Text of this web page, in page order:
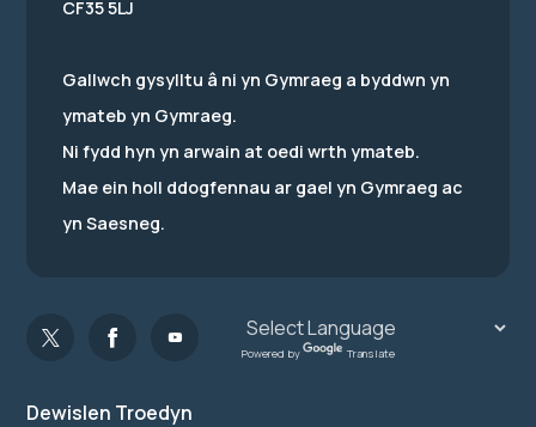
Dewislen Troedyn
CF35 5LJ
Gallwch gysylltu â ni yn Gymraeg a byddwn yn
ymateb yn Gymraeg.
Ni fydd hyn yn arwain at oedi wrth ymateb.
Mae ein holl ddogfennau ar gael yn Gymraeg ac
yn Saesneg.
Powered by Translate